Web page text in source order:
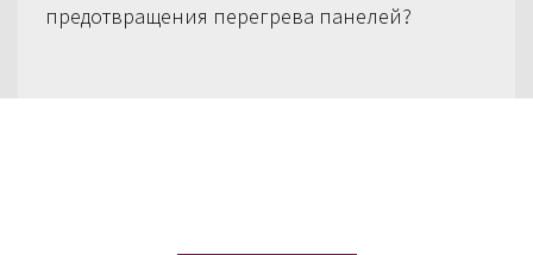
предотвращения перегрева панелей?